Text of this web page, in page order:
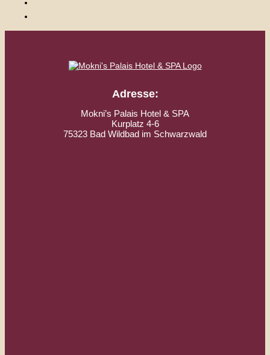
Adresse:
Mokni’s Palais Hotel & SPA
Kurplatz 4-6
75323 Bad Wildbad im Schwarzwald